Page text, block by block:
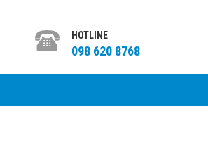
HOTLINE
098 620 8768